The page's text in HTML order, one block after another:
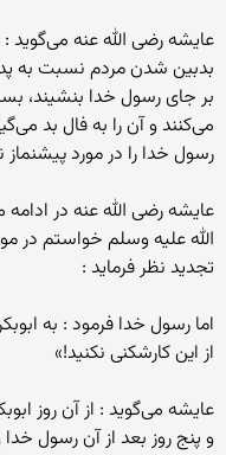
عایشه رضی الله عنه
بدبین شدن مردم نسبت به
بر جای رسول خدا بنشیند،
می‌کنند و آن را به فال بد
رسول خدا را در مورد
عایشه رضی الله عنه در
الله علیه وسلم خواستم در
تجدید نظر فرماید :
اما رسول خدا فرمود : به
از این کارشکنی نکنید!»
عایشه می‌گوید : از آن روز
و پنج روز بعد از آن رسول